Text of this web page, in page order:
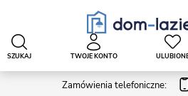
Zamówienia telefoniczne:
SZUKAJ TWOJE KONTO